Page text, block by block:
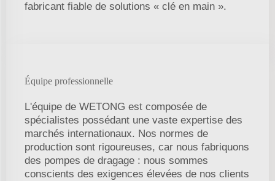
fabricant fiable de solutions « clé en main ».
Équipe professionnelle
L'équipe de WETONG est composée de
spécialistes possédant une vaste expertise des
marchés internationaux. Nos normes de
production sont rigoureuses, car nous fabriquons
des pompes de dragage : nous sommes
conscients des exigences élevées de nos clients